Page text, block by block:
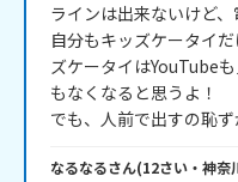
ラインは出来ないけど
自分もキッズケータイ
ズケータイはYouTube
もなくなると思うよ！
でも、人前で出すの恥
なるなるさん(12さい・ 神奈